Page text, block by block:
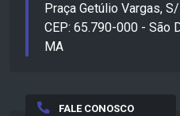
Praça Getúlio Vargas,
CEP: 65.790-000 - São
MA
FALE CONOSCO